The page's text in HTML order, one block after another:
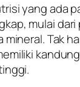
yang ada
mulai
mineral. Tak